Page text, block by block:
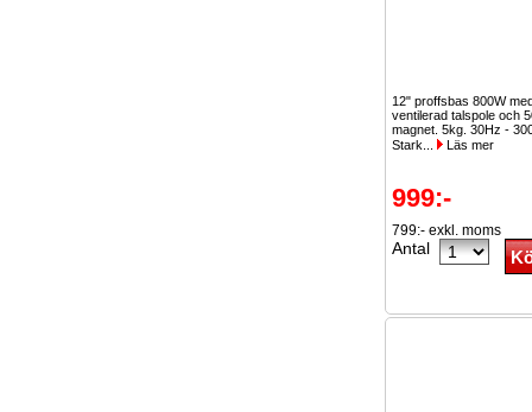
12" proffsbas 800W
ventilerad talspole och
magnet. 5kg. 30Hz -
Stark...
Läs mer
999:-
799:- exkl. moms
Antal